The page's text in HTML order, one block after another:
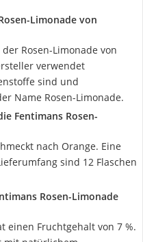
Limonade von
Rosen-Limonade von
verwendet
sind und
Name Rosen-Limonade.
Fentimans Rosen-
nach Orange. Eine
sind 12 Flaschen
Rosen-Limonade
einen Fruchtgehalt von 7 %.